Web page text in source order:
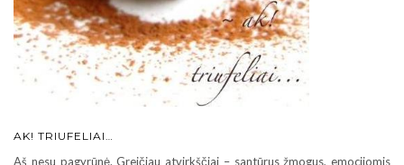
AK! TRIUFELIAI…
Aš nesu pagyrūnė. Greičiau atvirkščiai – santūrus žmogus, emocijomis